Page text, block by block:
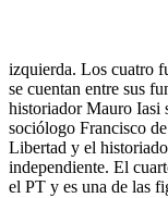
izquierda. Los cuatro
se cuentan entre sus
historiador Mauro Iasi
sociólogo Francisco
Libertad y el
independiente. El
el PT y es una de las